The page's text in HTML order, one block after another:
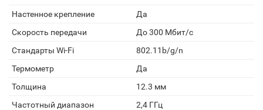
Настенное крепление
Да
Скорость передачи
До 300 Мбит/с
Стандарты Wi-Fi
802.11b/g/n
Термометр
Да
Толщина
12.3 мм
Частотный диапазон
2,4 ГГц